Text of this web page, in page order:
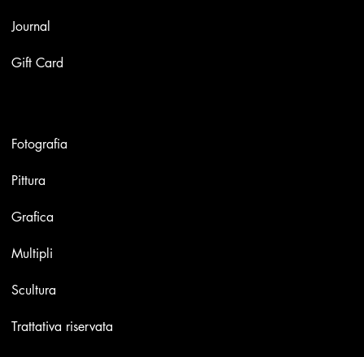
Journal
Gift Card
Fotografia
Pittura
Grafica
Multipli
Scultura
Trattativa riservata